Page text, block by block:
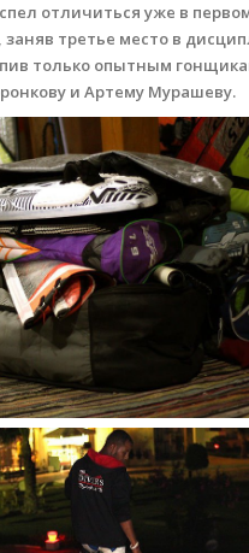
Продажа оборудования
Система скидок
Обучение кайтсерфингу
Контакты
отличиться уже в
третье место в
только опытным
и Артему Мурашеву.